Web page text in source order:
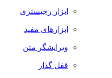
ابزار رجیستری
ابزارهای مفید
ویرایشگر متن
قفل گذار